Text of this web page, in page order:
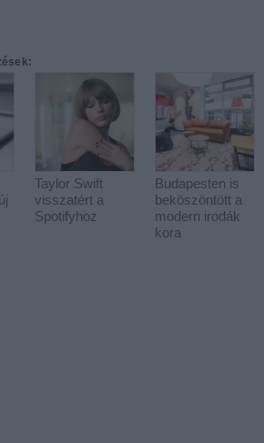
Taylor Swift
visszatért a
Spotifyhoz
Budapesten is
beköszöntött a
modern irodák
kora